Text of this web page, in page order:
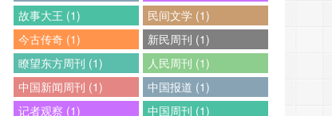
故事大王 (1)
民间文学 (1)
今古传奇 (1)
新民周刊 (1)
瞭望东方周刊 (1)
人民周刊 (1)
中国新闻周刊 (1)
中国报道 (1)
记者观察 (1)
中国周刊 (1)